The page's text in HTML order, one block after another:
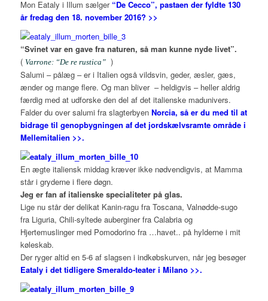
Mon Eataly i Illum sælger “De Cecco”, pastaen der fyldte 130
år fredag den 18. november 2016? >>
“Svinet var en gave fra naturen, så man kunne nyde livet”.
( Varrone: “De re rustica”)
Salumi – pålæg – er i Italien også vildsvin, geder, æsler, gæs,
ænder og mange flere. Og man bliver – heldigvis – heller aldrig
færdig med at udforske den del af det italienske madunivers.
Falder du over salumi fra slagterbyen Norcia, så er du med til at
bidrage til genopbygningen af det jordskælvsramte område i
Mellemitalien >>.
En ægte italiensk middag kræver ikke nødvendigvis, at Mamma
står i gryderne i flere døgn.
Jeg er fan af italienske specialiteter på glas.
Lige nu står der delikat Kanin-ragu fra Toscana, Valnødde-sugo
fra Liguria, Chili-syltede auberginer fra Calabria og
Hjertemuslinger med Pomodorino fra …havet.. på hylderne i mit
køleskab.
Der ryger altid en 5-6 af slagsen i indkøbskurven, når jeg besøger
Eataly i det tidligere Smeraldo-teater i Milano >>.